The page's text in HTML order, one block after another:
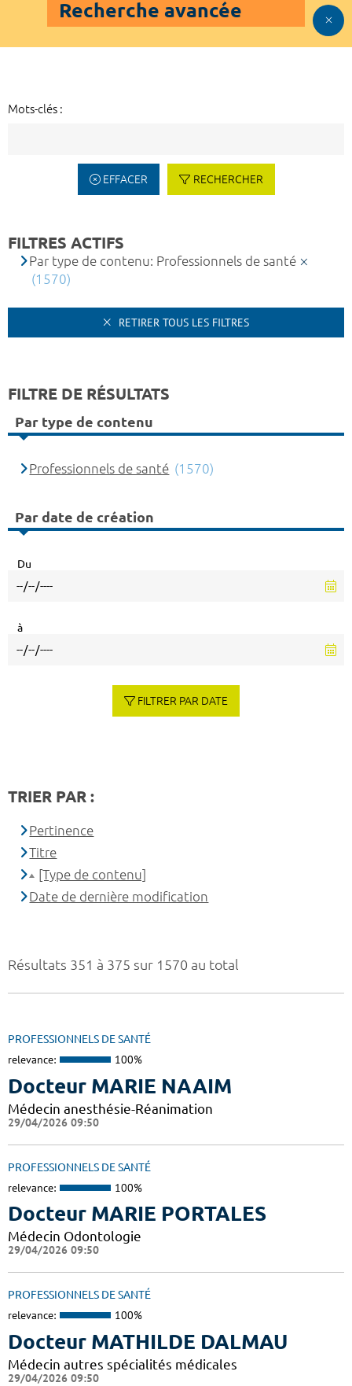
Recherche avancée
Mots-clés :
EFFACER RECHERCHER
Résultats 351 à 375 sur 1570 au total
PROFESSIONNELS DE SANTÉ
relevance: 100%
Docteur MARIE NAAIM
Médecin anesthésie-Réanimation
29/04/2026 09:50
PROFESSIONNELS DE SANTÉ
relevance: 100%
Docteur MARIE PORTALES
Médecin Odontologie
29/04/2026 09:50
PROFESSIONNELS DE SANTÉ
relevance: 100%
Docteur MATHILDE DALMAU
Médecin autres spécialités médicales
29/04/2026 09:50
FILTRES ACTIFS
Par type de contenu: Professionnels de santé
(1570)
RETIRER TOUS LES FILTRES
FILTRE DE RÉSULTATS
Par type de contenu
Professionnels de santé (1570)
Par date de création
Du
à
FILTRER PAR DATE
TRIER PAR :
Pertinence
Titre
[Type de contenu]
Date de dernière modification